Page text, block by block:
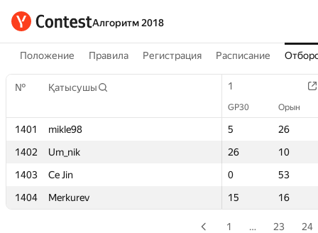
Алгоритм 2018
Положение Правила Регистрация Расписание
№ Қатысушы 1
GP30 Орын
1401 mikle98 5
26
1402
Um_nik 26
10
1403
Ce Jin 0
53
1404
Merkurev 15 16
№ Қатысушы 1
GP30 Орын
1401 mikle98 5
26
1402
Um_nik 26
10
1403
Ce Jin 0
53
1404
Merkurev 15 16
1 … 23 24